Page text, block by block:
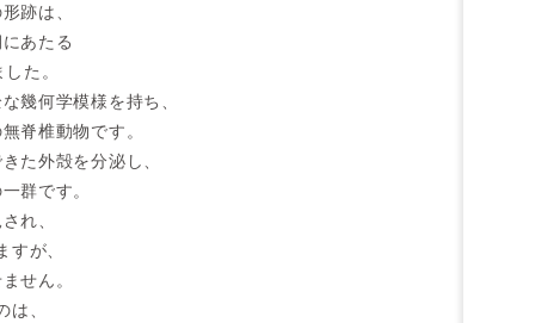
跡は、
あたる
た。
幾何学模様を持ち、
脊椎動物です。
た外殻を分泌し、
群です。
れ、
すが、
せん。
は、